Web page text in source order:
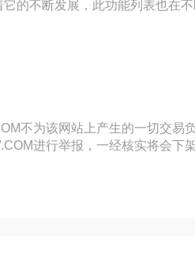
的不断发展，此功能列表也在
不为该网站上产生的一切交易
进行举报，一经核实将会下架